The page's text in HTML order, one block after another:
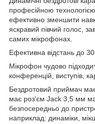
професійною
ефективно зменшити
яскравий півчий голос,
самих мікрофонах.
Ефективна відстань до 30
Мікрофон чудово
конференцій, виступів,
Бездротовий приймач
має роз'єм Jack 3,5 мм
безпосередньо до
наприклад: динаміки,